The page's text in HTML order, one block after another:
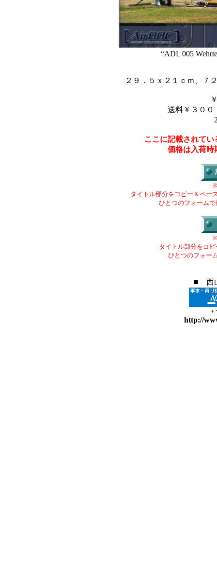
“ADL 005
２９．５ｘ２１ｃｍ、７
送料￥３００
ここに記載されて
価格は入荷時
タイトル部分をコピー＆ペー
ひとつのフォーム
タイトル部分をコ
ひとつのフォー
■ 西
+
http://